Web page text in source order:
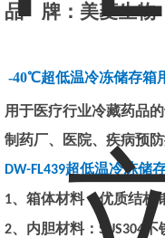
品 牌：美菱生物
-40℃超低温冷冻储存箱
用于医疗行业冷藏药品
制药厂、医院、疾病预
DW-FL439超低温冷冻储
1、箱体材料：优质结构
2、内胆材料： SUS304 不